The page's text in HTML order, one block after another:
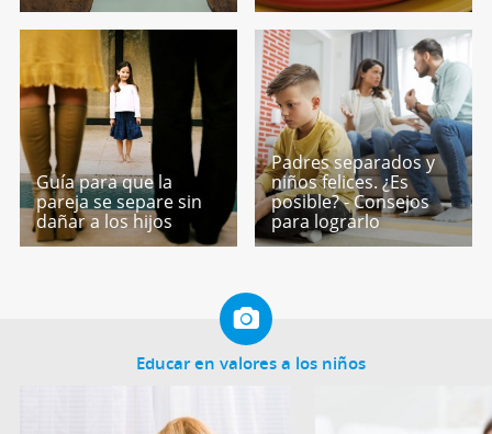
Guía para que la
pareja se separe sin
dañar a los hijos
Padres separados y
niños felices. ¿Es
posible? - Consejos
para lograrlo
Educar en valores a los niños